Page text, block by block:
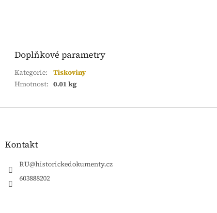
Doplňkové parametry
Kategorie:
Tiskoviny
Hmotnost: 0.01 kg
Z
Kontakt
RU@historickedokumenty.cz
603888202